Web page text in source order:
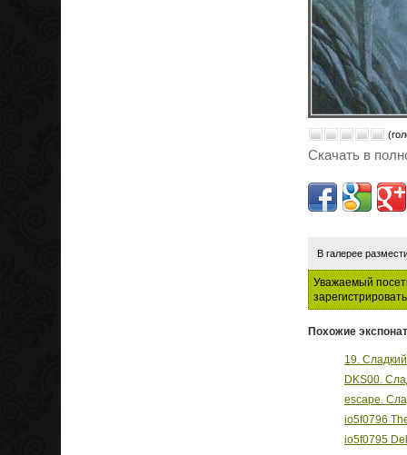
Скачать в
В галерее
Уважаемый
Похожие
19.
DKS00.
escape.
io5f0796
io5f0795